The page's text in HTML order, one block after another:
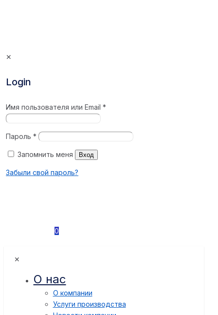
✕
Login
Имя пользователя или Email*
Пароль*
Запомнить меня Вход
Забыли свой пароль?
0
✕
О нас
О компании
Услуги производства